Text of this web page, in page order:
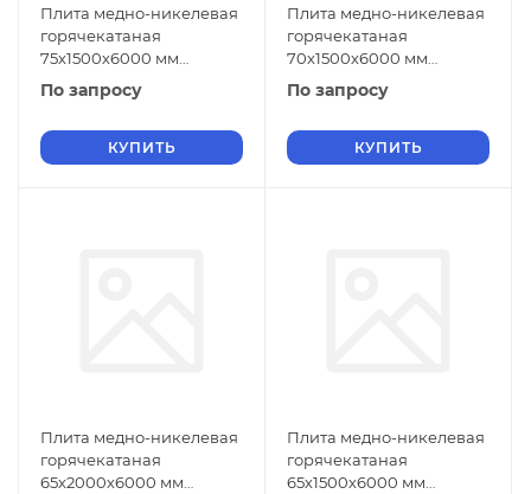
Плита медно-никелевая
горячекатаная
75х1500х6000 мм
МНЖМц30-1-1 ГОСТ 492-
По запросу
КУПИТЬ
Плита медно-никелевая
горячекатаная
70х1500х6000 мм
МНЖМц30-1-1 ГОСТ 492-
По запросу
КУПИТЬ
Плита медно-никелевая
горячекатаная
65х2000х6000 мм
Плита медно-никелевая
горячекатаная
65х1500х6000 мм